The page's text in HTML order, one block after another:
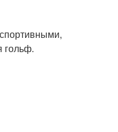
гольф.